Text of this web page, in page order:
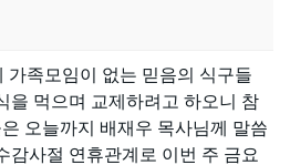
가족모임이 없는 믿음의 식구들
을 먹으며 교제하려고 하오니 참
오늘까지 배재우 목사님께 말씀
감사절 연휴관계로 이번 주 금요